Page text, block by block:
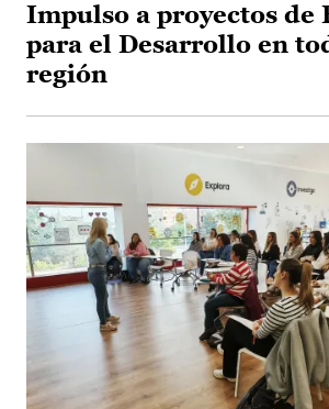
Impulso a proyectos de
para el Desarrollo en
región